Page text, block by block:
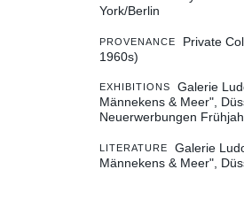
York/Berlin
PROVENANCE
Private
1960s)
EXHIBITIONS
Galerie
Männekens & Meer",
Neuerwerbungen
LITERATURE
Galerie
Männekens & Meer",